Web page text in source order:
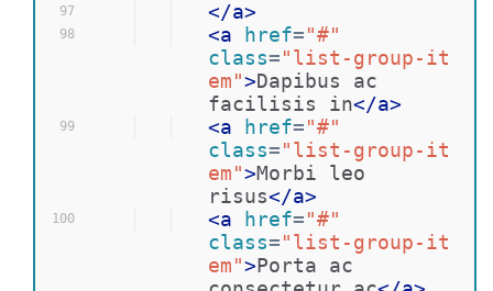
97
98
99
100
</a>
<a href="#"
class="list-group-it
em">Dapibus ac
facilisis in</a>
<a href="#"
class="list-group-it
em">Morbi leo
risus</a>
<a href="#"
class="list-group-it
em">Porta ac